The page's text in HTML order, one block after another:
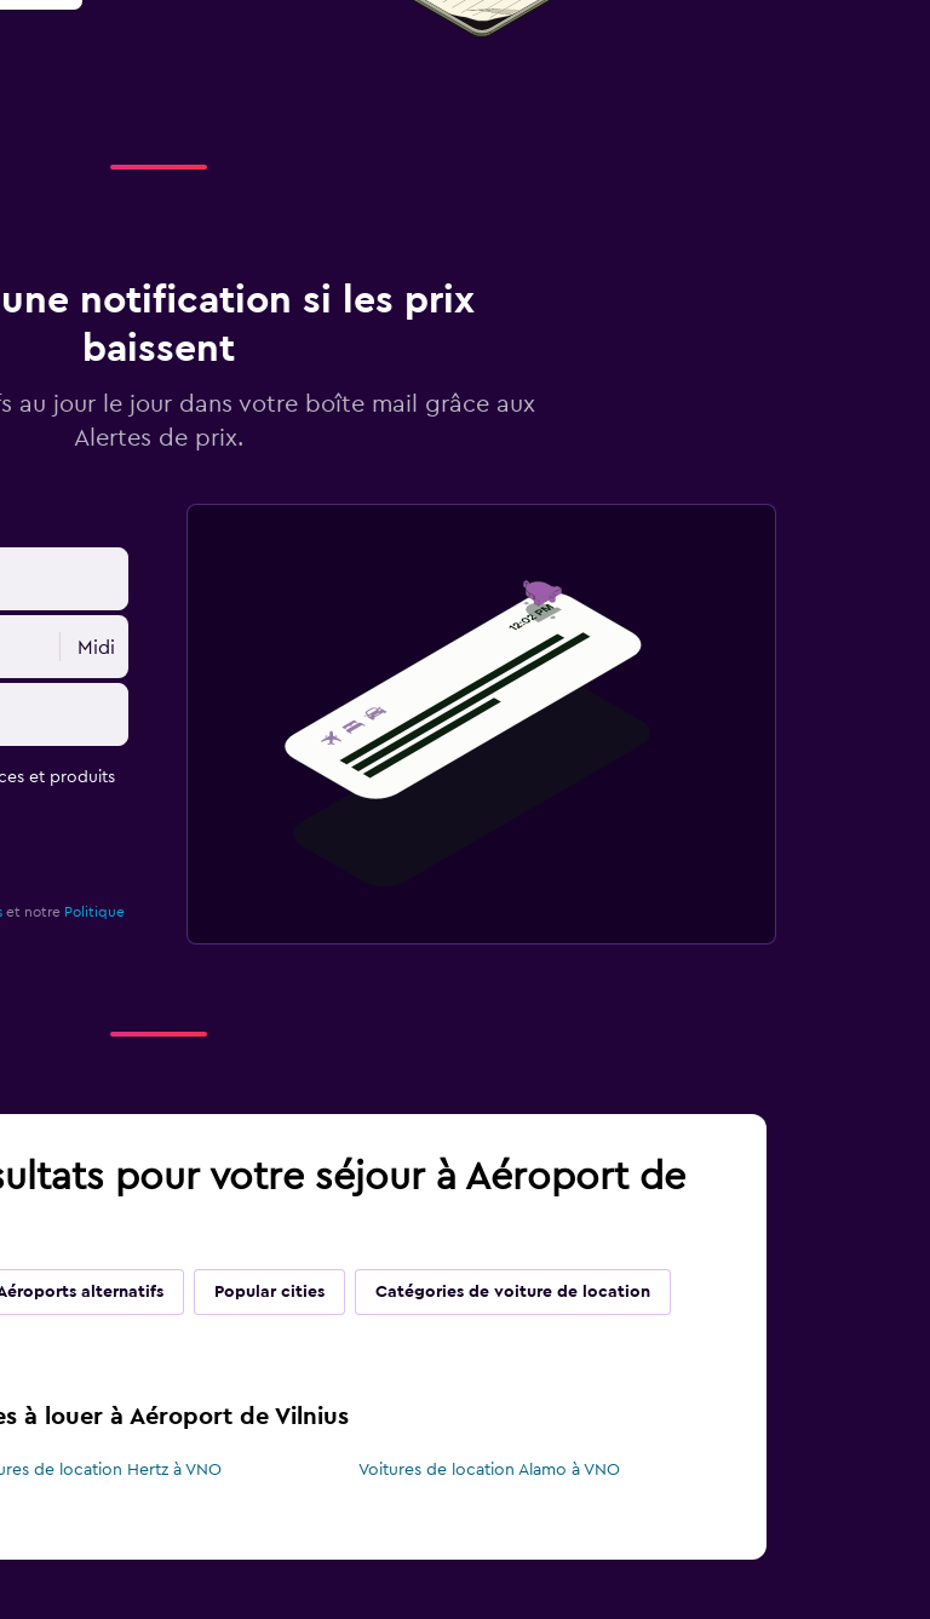
une notification si les prix
baissent
au jour le jour dans votre boîte mail grâce aux
Alertes de prix.
Midi
et produits
et notre Politique
pour votre séjour à Aéroport de
alternatifs Popular cities Catégories de voiture de location
à louer à Aéroport de Vilnius
de location Hertz à VNO
Voitures de location Alamo à VNO